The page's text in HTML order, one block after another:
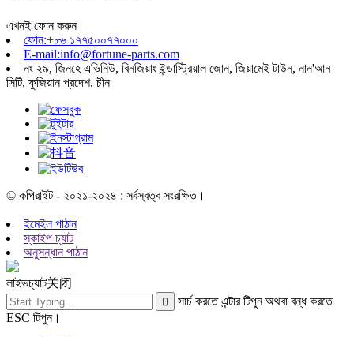
এখনই ফোন করুন
ফোন:+৮৬ ১৭৭৫০০৭৭০০০
E-mail:info@fortune-parts.com
নং ২৯, জিনহে এভিনিউ, বিনজিয়াং ইন্ডাস্ট্রিয়াল জোন, জিয়ামেই টাউন, নান'আন
সিটি, ফুজিয়ান প্রদেশ, চীন
© কপিরাইট - ২০২১-২০২৪ : সর্বস্বত্ব সংরক্ষিত।
ইমেইল পাঠান
স্কাইপ চ্যাট
অনুসন্ধান পাঠান
লাইভচ্যাট关闭
সার্চ করতে এন্টার টিপুন অথবা বন্ধ করতে
ESC টিপুন।